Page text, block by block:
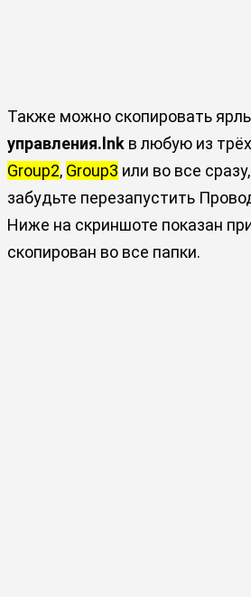
Также можно скопировать
управления.lnk в любую из
Group2, Group3 или во все
забудьте перезапустить
Ниже на скриншоте показан
скопирован во все папки.